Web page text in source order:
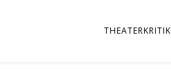
THEATERKRITIK